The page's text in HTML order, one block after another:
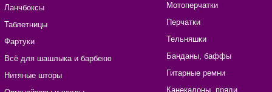
Ланчбоксы
Таблетницы
Фартуки
Всё для шашлыка и барбекю
Нитяные шторы
Мотоперчатки
Перчатки
Тельняшки
Банданы, баффы
Гитарные ремни
Канекалоны, пряди